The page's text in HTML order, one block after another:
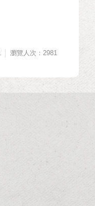
瀏覽人次：2981